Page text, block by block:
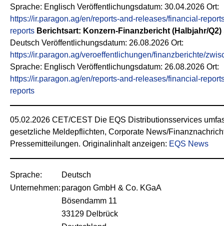
Sprache: Englisch Veröffentlichungsdatum: 30.04.2026 Ort:
https://ir.paragon.ag/en/reports-and-releases/financial-
reports Berichtsart: Konzern-Finanzbericht (Halbjahr/Q2)
Deutsch Veröffentlichungsdatum: 26.08.2026 Ort:
https://ir.paragon.ag/veroeffentlichungen/finanzberichte/
Sprache: Englisch Veröffentlichungsdatum: 26.08.2026 Ort:
https://ir.paragon.ag/en/reports-and-releases/financial-
reports
05.02.2026 CET/CEST Die EQS Distributionsservices
gesetzliche Meldepflichten, Corporate News/
Pressemitteilungen. Originalinhalt anzeigen: EQS News
Sprache:
Deutsch
Unternehmen: paragon GmbH & Co. KGaA
Bösendamm 11
33129 Delbrück